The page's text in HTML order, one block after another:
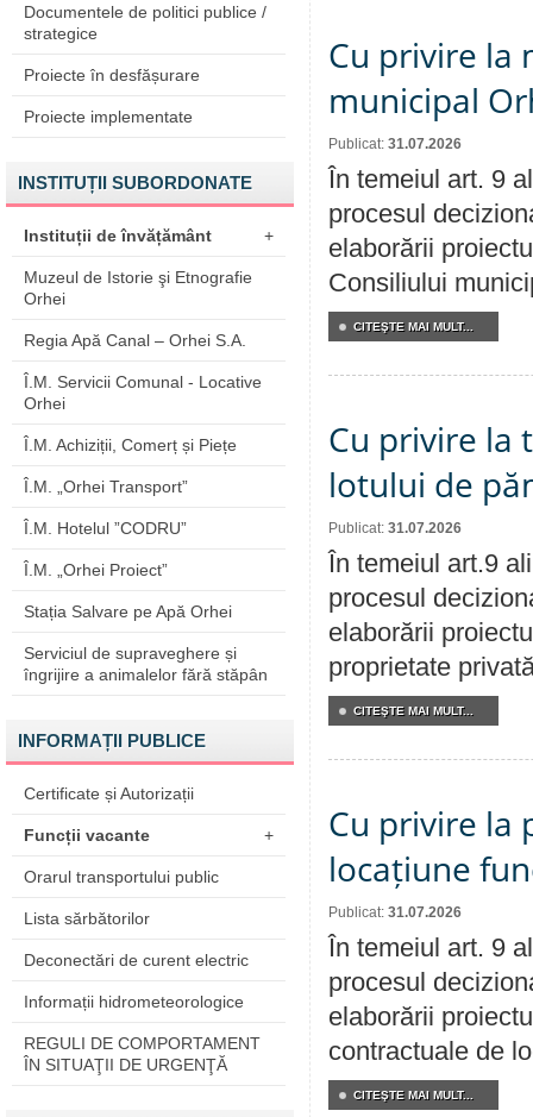
Documentele de politici publice /
strategice
Proiecte în desfășurare
Proiecte implementate
INSTITUȚII SUBORDONATE
Instituții de învățământ +
Muzeul de Istorie şi Etnografie
Orhei
Regia Apă Canal – Orhei S.A.
Î.M. Servicii Comunal - Locative
Orhei
Î.M. Achiziții, Comerț și Piețe
Î.M. „Orhei Transport”
Î.M. Hotelul ”CODRU”
Î.M. „Orhei Proiect”
Stația Salvare pe Apă Orhei
Serviciul de supraveghere și
îngrijire a animalelor fără stăpân
INFORMAȚII PUBLICE
Certificate și Autorizații
Funcții vacante +
Orarul transportului public
Lista sărbătorilor
Deconectări de curent electric
Informații hidrometeorologice
REGULI DE COMPORTAMENT
ÎN SITUAŢII DE URGENŢĂ
Cu privire la
municipal
Publicat: 31.07.2026
În temeiul art. 9
procesul
elaborării
Consiliului
CITEŞTE MAI MULT...
Cu privire la
lotului de
Publicat: 31.07.2026
În temeiul art.9
procesul
elaborării
proprietate
CITEŞTE MAI MULT...
Cu privire la
locațiune
Publicat: 31.07.2026
În temeiul art. 9
procesul
elaborării
contractuale de
CITEŞTE MAI MULT...